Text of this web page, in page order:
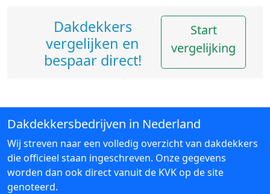
Dakdekkers
vergelijken en
bespaar direct!
Start
vergelijking
Dakdekkersbedrijven in Nederland
Wij streven naar een volledig overzicht van dakdekkers
die officieel staan ingeschreven. Onze gegevens
worden dan ook direct vanuit de KVK op de site
genoteerd.